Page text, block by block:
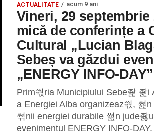
ACTUALITATE acum 9 ani
Vineri, 29 septembrie
mică de conferințe a
Cultural „Lucian
Sebeș va găzdui
„ENERGY INFO-DAY”
Prim쒃ria Municipiului Sebe좙 좙i
a Energiei Alba organizeaz쒃, 쎮
쎢nii energiei durabile 쎮n jude좛
evenimentul ENERGY INFO-